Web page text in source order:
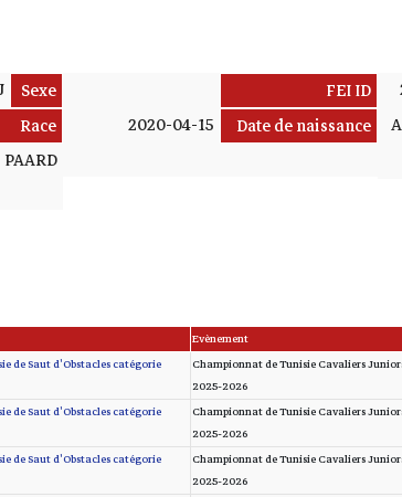
FEI ID
Date de naissance
2020-04-15
Sexe
Race
PAARD
Evènement
Championnat de Tunisie Cavaliers
2025-2026
de Saut d'Obstacles catégorie
Championnat de Tunisie Cavaliers
2025-2026
de Saut d'Obstacles catégorie
Championnat de Tunisie Cavaliers
2025-2026
de Saut d'Obstacles catégorie